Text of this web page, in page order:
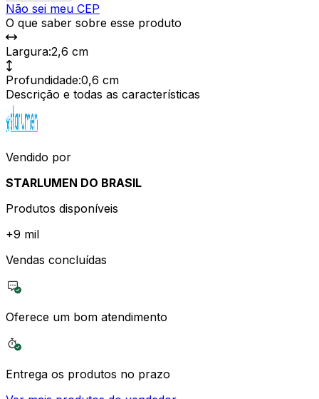
Não sei meu CEP
O que saber sobre esse produto
Largura:2,6 cm
Profundidade:0,6 cm
Descrição e todas as características
Vendido por
STARLUMEN DO BRASIL
Produtos disponíveis
+9 mil
Vendas concluídas
Oferece um bom atendimento
Entrega os produtos no prazo